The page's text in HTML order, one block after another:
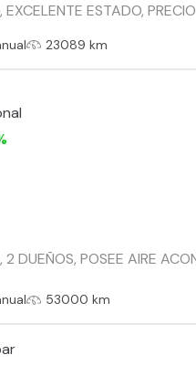
EXCELENTE ESTADO,
23089 km
DUEÑOS, POSEE AIRE
53000 km